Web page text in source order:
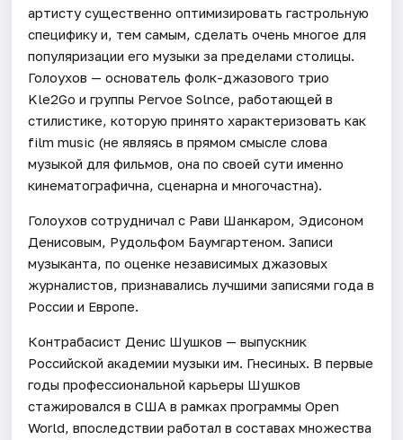
артисту существенно оптимизировать гастрольную
специфику и, тем самым, сделать очень многое для
популяризации его музыки за пределами столицы.
Голоухов — основатель фолк-джазового трио
Kle2Go и группы Pervoe Solnce, работающей в
стилистике, которую принято характеризовать как
film music (не являясь в прямом смысле слова
музыкой для фильмов, она по своей сути именно
кинематографична, сценарна и многочастна).
Голоухов сотрудничал с Рави Шанкаром, Эдисоном
Денисовым, Рудольфом Баумгартеном. Записи
музыканта, по оценке независимых джазовых
журналистов, признавались лучшими записями года в
России и Европе.
Контрабасист Денис Шушков — выпускник
Российской академии музыки им. Гнесиных. В первые
годы профессиональной карьеры Шушков
стажировался в США в рамках программы Open
World, впоследствии работал в составах множества